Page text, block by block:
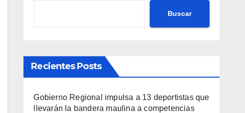
Buscar
Recientes Posts
Gobierno Regional impulsa a 13 deportistas que
llevarán la bandera maulina a competencias